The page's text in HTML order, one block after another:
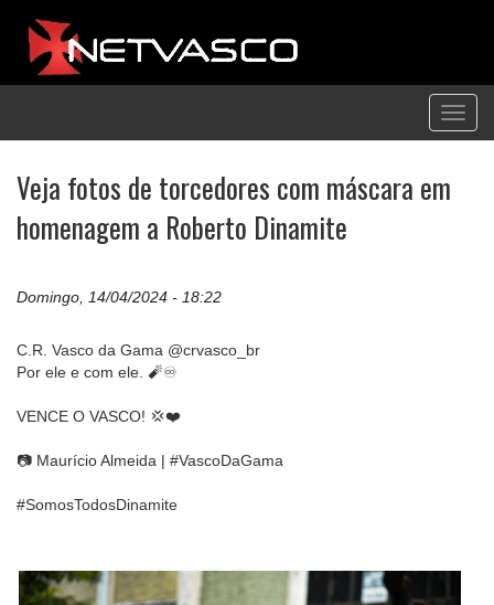
Veja fotos de torcedores com máscara em
homenagem a Roberto Dinamite
Domingo, 14/04/2024 - 18:22
C.R. Vasco da Gama @crvasco_br
Por ele e com ele. 🧨♾️
VENCE O VASCO! 💢❤️
📷 Maurício Almeida | #VascoDaGama
#SomosTodosDinamite